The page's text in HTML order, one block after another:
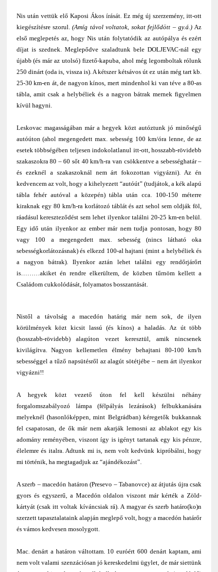
Nis után vettük elő Kaposi Ákos írását. Ez még új szerzemény, itt-ott
kiegészítésre szorul.(Amíg távol voltatok, sokat fejlődött – gy.á.)Az
első meglepetés az, hogy Nis után folytatódik az autópálya és ezért
díjat is szednek. Meglepődve szaladtunk bele DOLJEVAC-nál egy
újabb (és már az utolsó) fizető-kapuba, ahol még legomboltak rólunk
250 dinárt (oda is, vissza is). A kétszer kétsávos út ez után még tart kb.
25-30 km-en át, de nagyon kínos, mert mindenhol ki van téve a 80-as
tábla, amit csak a helybéliek és a nagyon bátrak mernek figyelmen
kívül hagyni.
Leskovac magasságában már a hegyek közt autóztunk jó minőségű
autóúton (ahol megengedett max. sebesség 100 km/óra lenne, de az
esetek többségében teljesen indokolatlanul itt-ott, hosszabb-rövidebb
szakaszokra 80 – 60 sőt 40 km/h-ra van csökkentve a sebességhatár –
és ezeknél a szakaszoknál nem árt fokozottan vigyázni). Az én
kedvencem az volt, hogy a kihelyezett “autóút” (tudjátok, a kék alapú
tábla fehér autóval a közepén) tábla után cca. 100-150 méterre
kiraknak egy 80 km/h-ra korlátozó táblát és azt sehol sem oldják föl,
ráadásul kereszteződést sem lehet ilyenkor találni 20-25 km-en belül.
Egy idő után ilyenkor az ember már nem tudja pontosan, hogy 80
vagy 100 a megengedett max. sebesség (nincs látható oka
sebességkorlátozásnak) és elkezd 100-al hajtani (mint a helybéliek és
a nagyon bátrak). Ilyenkor aztán lehet találni egy rendőrjárőrt
is………akiket én rendre elkerültem, de közben tűrnöm kellett a
Családom cukkolódását, folyamatos bosszantását.
Nistől a távolság a macedón határig már nem sok, de ilyen
körülmények közt kicsit lassú (és kínos) a haladás. Az út több
(hosszabb-rövidebb) alagúton vezet keresztül, amik nincsenek
kivilágítva. Nagyon kellemetlen élmény behajtani 80-100 km/h
sebességgel a tűző napsütésről az alagút sötétjébe – nem árt ilyenkor
vigyázni!!
A hegyek közt vezető úton fel kell készülni néhány
forgalomszabályozó lámpa (félpályás lezárások) felbukkanására
melyeknél (hasonlóképpen, mint Belgrádban) kéregetők bukkannak
fel csapatosan, de ők már nem akarják lemosni az ablakot egy kis
adomány reményében, viszont így is igényt tartanak egy kis pénzre,
élelemre és italra. Adtunk mi is, nem volt kedvünk kipróbálni, hogy
mi történik, ha megtagadjuk az “ajándékozást”.
A szerb – macedón határon (Presevo – Tabanovce) az átjutás újra csak
gyors és egyszerű, a Macedón oldalon viszont már kérték a Zöld-
kártyát (csak itt voltak kíváncsiak rá). A magyar és szerb határo(ko)n
szerzett tapasztalataink alapján meglepő volt, hogy amacedón határőr
és vámoskedvesen mosolygott.
Mac. denárt a határon váltottam. 10 euróért 600 denárt kaptam, ami
nem volt valami szenzációsan jó kereskedelmi ügylet, de már siettünk